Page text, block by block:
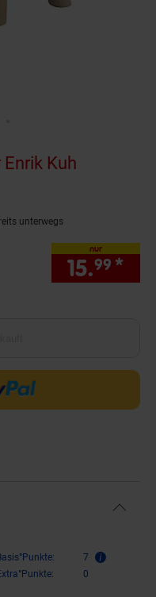
Kuh
unterwegs
nur
15.99 *
7
0